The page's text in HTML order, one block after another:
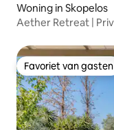
Woning in Skopelos
Aether Retreat |
Favoriet van gasten
Favoriet van gasten